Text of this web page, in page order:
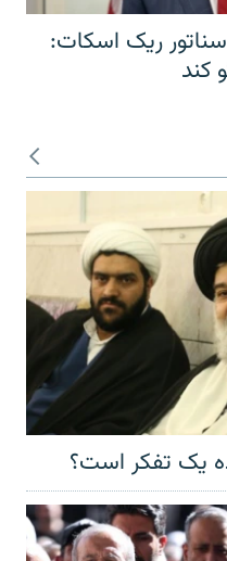
ریک اسکات:
کند
یک تفکر است؟